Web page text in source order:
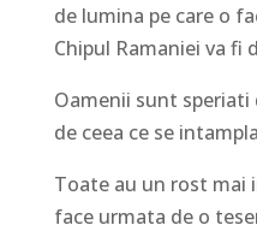
de lumina pe care o
Chipul Ramaniei va fi
Oamenii sunt speriati
de ceea ce se
Toate au un rost mai
face urmata de o